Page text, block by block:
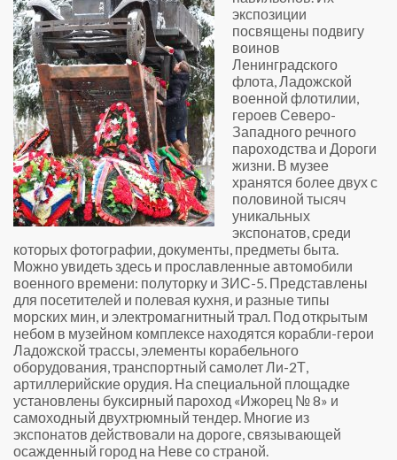
экспозиции
посвящены подвигу
воинов
Ленинградского
флота, Ладожской
военной флотилии,
героев Северо-
Западного речного
пароходства и Дороги
жизни. В музее
хранятся более двух с
половиной тысяч
уникальных
экспонатов, среди
которых фотографии, документы, предметы быта.
Можно увидеть здесь и прославленные автомобили
военного времени: полуторку и ЗИС-5. Представлены
для посетителей и полевая кухня, и разные типы
морских мин, и электромагнитный трал. Под открытым
небом в музейном комплексе находятся корабли-герои
Ладожской трассы, элементы корабельного
оборудования, транспортный самолет Ли-2Т,
артиллерийские орудия. На специальной площадке
установлены буксирный пароход «Ижорец № 8» и
самоходный двухтрюмный тендер. Многие из
экспонатов действовали на дороге, связывающей
осажденный город на Неве со страной.